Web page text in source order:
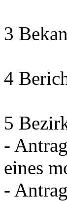
3
4
5
-
eines
-